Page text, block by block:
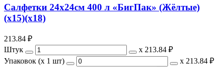
Салфетки 24х24см 400 л «БигПак» (Жёлтые)
(х15)(х18)
213.84 ₽
Штук
х 213.84 ₽
Упаковок (x 1 шт)
х 213.84 ₽